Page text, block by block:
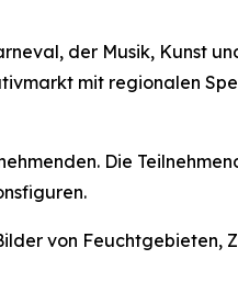
der Musik, Kunst
mit regionalen
Die
von Feuchtgebieten,